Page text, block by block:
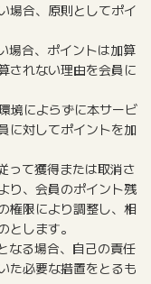
場合、原則としてポイ
場合、ポイントは加算
されない理由を会員に
境によらずに本サービ
に対してポイントを加
って獲得または取消さ
り、会員のポイント残
権限により調整し、相
とします。
なる場合、自己の責任
た必要な措置をとるも